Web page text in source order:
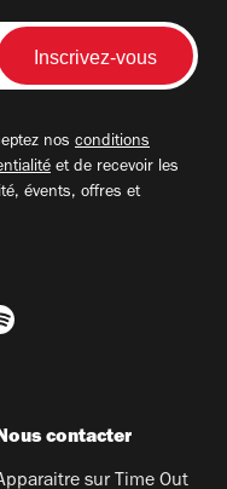
nos conditions
et de recevoir les
évents, offres et
contacter
sur Time Out